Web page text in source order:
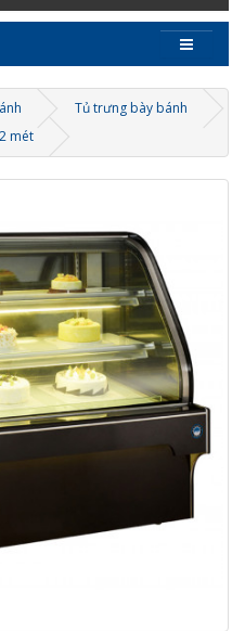
Tủ trưng bày bánh
mét